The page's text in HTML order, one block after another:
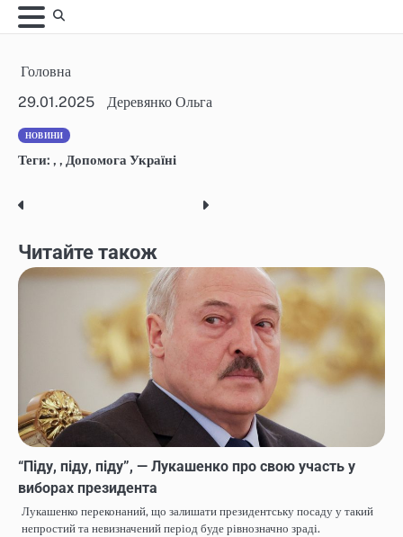
Skip
to
Головна
29.01.2025
Деревянко Ольга
НОВИНИ
Теги: , , Допомога Україні
Post
navigation
Читайте також
“Піду, піду, піду”, — Лукашенко про свою участь у
виборах президента
Лукашенко переконаний, що залишати президентську посаду у такий
непростий та невизначений період буде рівнозначно зраді.